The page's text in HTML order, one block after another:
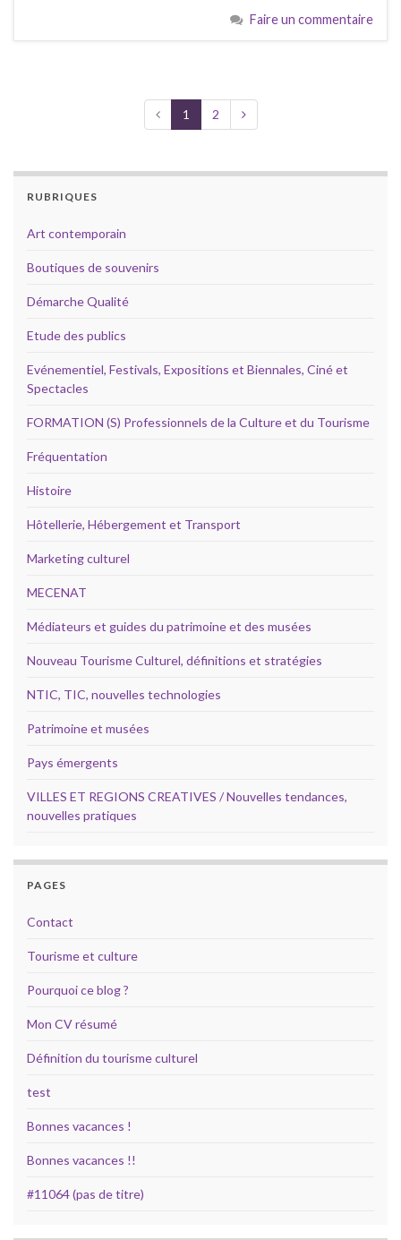
Faire un commentaire
1 2
RUBRIQUES
Art contemporain
Boutiques de souvenirs
Démarche Qualité
Etude des publics
Evénementiel, Festivals, Expositions et Biennales, Ciné et
Spectacles
FORMATION (S) Professionnels de la Culture et du Tourisme
Fréquentation
Histoire
Hôtellerie, Hébergement et Transport
Marketing culturel
MECENAT
Médiateurs et guides du patrimoine et des musées
Nouveau Tourisme Culturel, définitions et stratégies
NTIC, TIC, nouvelles technologies
Patrimoine et musées
Pays émergents
VILLES ET REGIONS CREATIVES / Nouvelles tendances,
nouvelles pratiques
PAGES
Contact
Tourisme et culture
Pourquoi ce blog ?
Mon CV résumé
Définition du tourisme culturel
test
Bonnes vacances !
Bonnes vacances !!
#11064 (pas de titre)